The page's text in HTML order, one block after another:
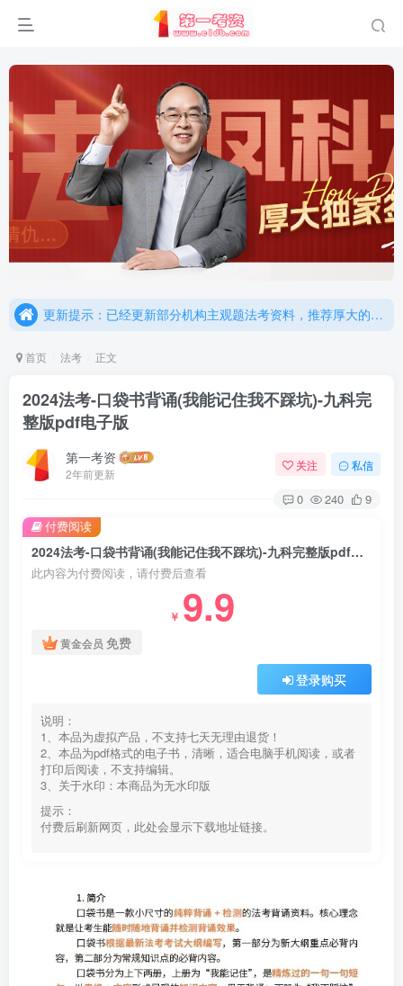
首页 法考 正文
2024法考-口袋书背诵(我能记住我不踩坑)-九科完
整版pdf电子版
第一考资
2年前更新
关注 私信
0 240 9
2024法考-口袋书背诵(我能记住我不踩坑)-九科完整版pdf电子版
此内容为付费阅读，请付费后查看
￥ 9.9
黄金会员 免费
登录购买
说明：
1、本品为虚拟产品，不支持七天无理由退货！
2、本品为pdf格式的电子书，清晰，适合电脑手机阅读，或者
打印后阅读，不支持编辑。
3、关于水印：本商品为无水印版
提示：
付费后刷新网页，此处会显示下载地址链接。
付费阅读